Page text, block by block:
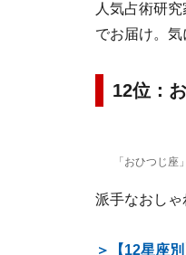
人気占術研
でお届け。
12位：
「おひつじ座
派手なおしゃ
＞【12星座